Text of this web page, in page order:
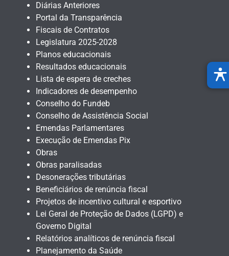
Diárias Anteriores
Portal da Transparência
Fiscais de Contratos
Legislatura 2025-2028
Planos educacionais
Resultados educacionais
Lista de espera de creches
Indicadores de desempenho
Conselho do Fundeb
Conselho de Assistência Social
Emendas Parlamentares
Execução de Emendas Pix
Obras
Obras paralisadas
Desonerações tributárias
Beneficiários de renúncia fiscal
Projetos de incentivo cultural e esportivo
Lei Geral de Proteção de Dados (LGPD) e
Governo Digital
Relatórios analíticos de renúncia fiscal
Planejamento da Saúde